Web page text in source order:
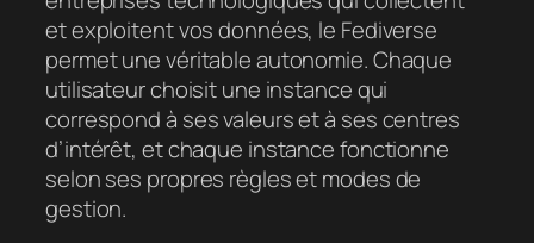
et exploitent vos données, le Fediverse
permet une véritable autonomie. Chaque
utilisateur choisit une instance qui
correspond à ses valeurs et à ses centres
d’intérêt, et chaque instance fonctionne
selon ses propres règles et modes de
gestion.